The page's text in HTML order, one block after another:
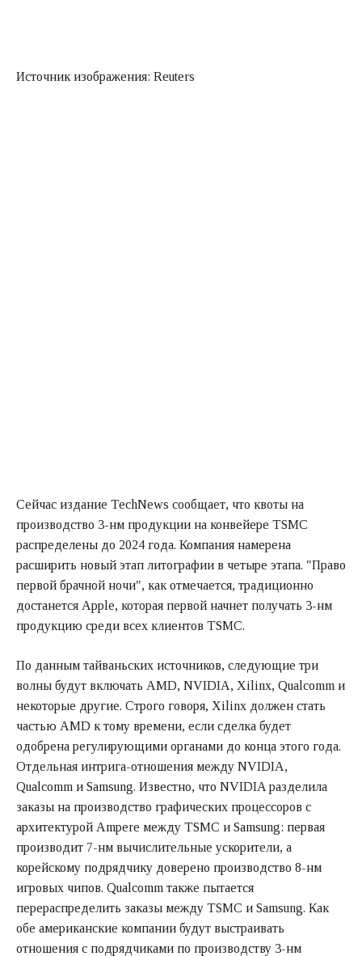
Источник изображения: Reuters
Сейчас издание TechNews сообщает, что квоты на
производство 3-нм продукции на конвейере TSMC
распределены до 2024 года. Компания намерена
расширить новый этап литографии в четыре этапа. "Право
первой брачной ночи", как отмечается, традиционно
достанется Apple, которая первой начнет получать 3-нм
продукцию среди всех клиентов TSMC.
По данным тайваньских источников, следующие три
волны будут включать AMD, NVIDIA, Xilinx, Qualcomm и
некоторые другие. Строго говоря, Xilinx должен стать
частью AMD к тому времени, если сделка будет
одобрена регулирующими органами до конца этого года.
Отдельная интрига-отношения между NVIDIA,
Qualcomm и Samsung. Известно, что NVIDIA разделила
заказы на производство графических процессоров с
архитектурой Ampere между TSMC и Samsung: первая
производит 7-нм вычислительные ускорители, а
корейскому подрядчику доверено производство 8-нм
игровых чипов. Qualcomm также пытается
перераспределить заказы между TSMC и Samsung. Как
обе американские компании будут выстраивать
отношения с подрядчиками по производству 3-нм